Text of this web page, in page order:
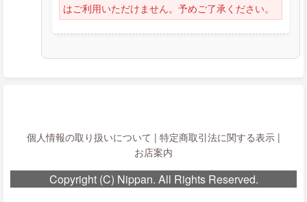
はご利用いただけません。予めご了承ください。
個人情報の取り扱いについて | 特定商取引法に関する表示 |
お店案内
Copyright (C) Nippan. All Rights Reserved.